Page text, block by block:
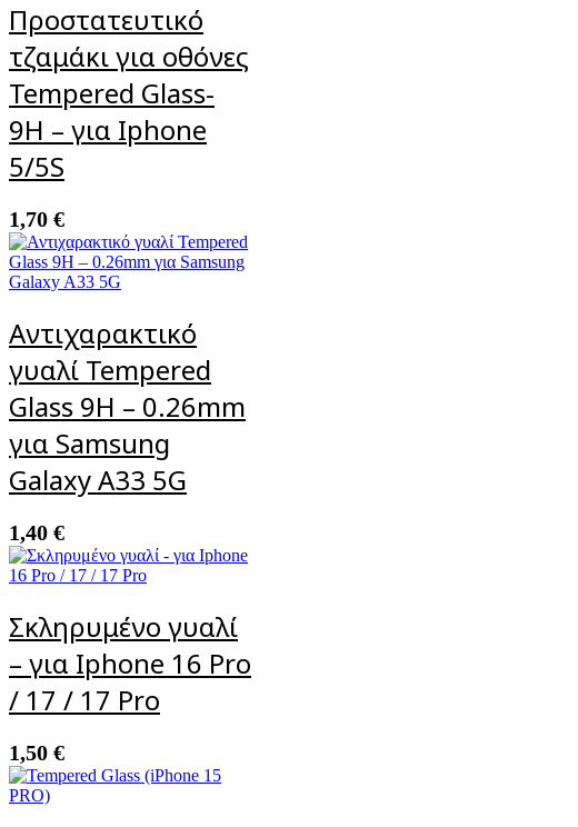
Προστατευτικό
τζαμάκι για οθόνες
Tempered Glass-
9H – για Iphone
5/5S
1,70 €
Αντιχαρακτικό
γυαλί Tempered
Glass 9H – 0.26mm
για Samsung
Galaxy A33 5G
1,40 €
Σκληρυμένο γυαλί
– για Iphone 16 Pro
/ 17 / 17 Pro
1,50 €